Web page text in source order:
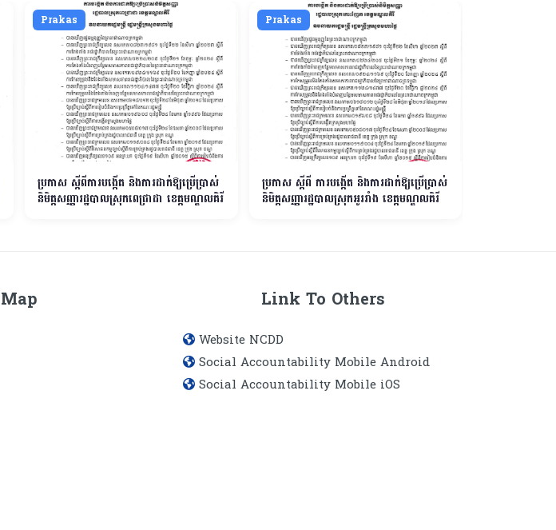
Prakas
ប្រកាស ស្ដីពីការបង្កើត និងការដាក់ឱ្យប្រើប្រាស់
និមិត្ដសញ្ញារដ្ឋបាលស្រុកពេជ្រាដា ខេត្ដមណ្ឌលគិរី
Prakas
ប្រកាស ស្ដីពី ការបង្កើត និងការដាក់ឱ្យប្រើប្រាស់
និមិត្ដសញ្ញារដ្ឋបាលស្រុកអូររាំង ខេត្ដមណ្ឌលគិរី
Map Link To Others
Website​ NCDD
Social Accountability Mobile Android
Social Accountability Mobile iOS